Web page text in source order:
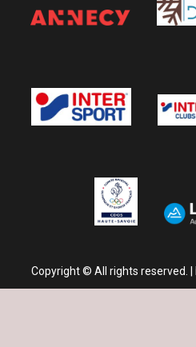
Copyright © All rights reserved.